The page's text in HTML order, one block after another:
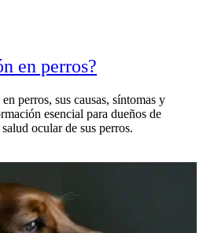
en perros?
perros, sus causas, síntomas y
esencial para dueños de
ocular de sus perros.